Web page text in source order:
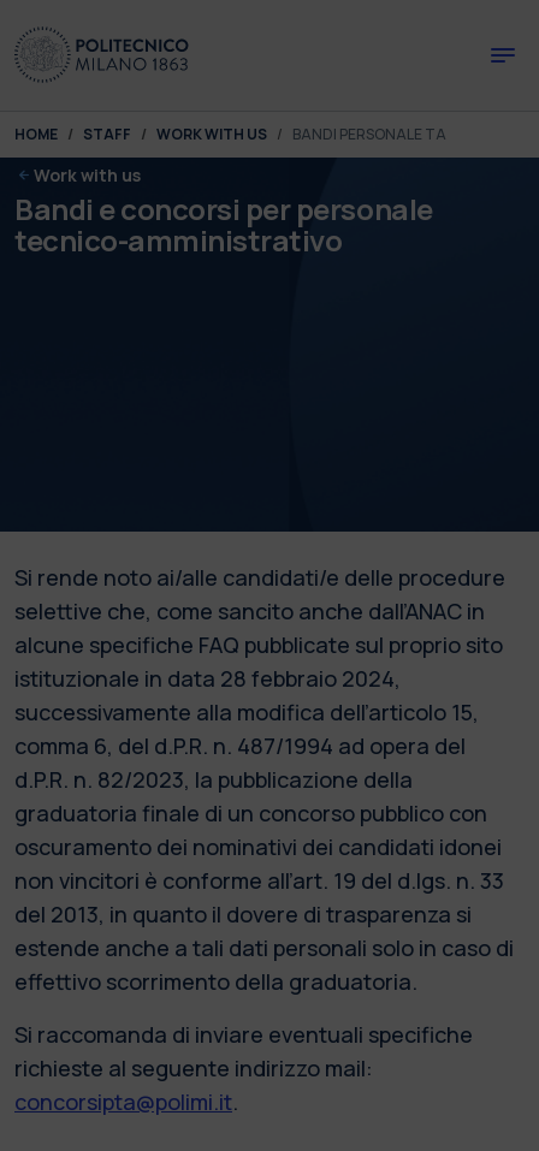
You are here:
HOME STAFF WORK WITH US BANDI PERSONALE TA
Work with us
Bandi e concorsi per personale
tecnico-amministrativo
Si rende noto ai/alle candidati/e delle procedure
selettive che, come sancito anche dall’ANAC in
alcune specifiche FAQ pubblicate sul proprio sito
istituzionale in data 28 febbraio 2024,
successivamente alla modifica dell’articolo 15,
comma 6, del d.P.R. n. 487/1994 ad opera del
d.P.R. n. 82/2023, la pubblicazione della
graduatoria finale di un concorso pubblico con
oscuramento dei nominativi dei candidati idonei
non vincitori è conforme all’art. 19 del d.lgs. n. 33
del 2013, in quanto il dovere di trasparenza si
estende anche a tali dati personali solo in caso di
effettivo scorrimento della graduatoria.
Si raccomanda di inviare eventuali specifiche
richieste al seguente indirizzo mail:
concorsipta@polimi.it.